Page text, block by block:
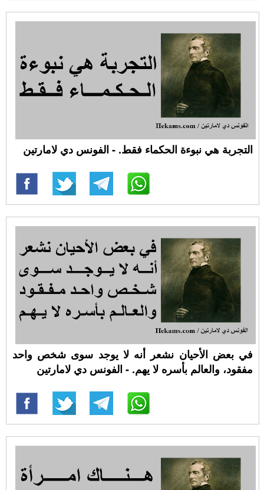
التجربة هي نبوءة الحكماء فقط. - الفونس دي لامارتين
في بعض الأحيان نشعر أنه لا يوجد سوى شخص واحد
مفقود، والعالم بأسره لا يهم. - الفونس دي لامارتين